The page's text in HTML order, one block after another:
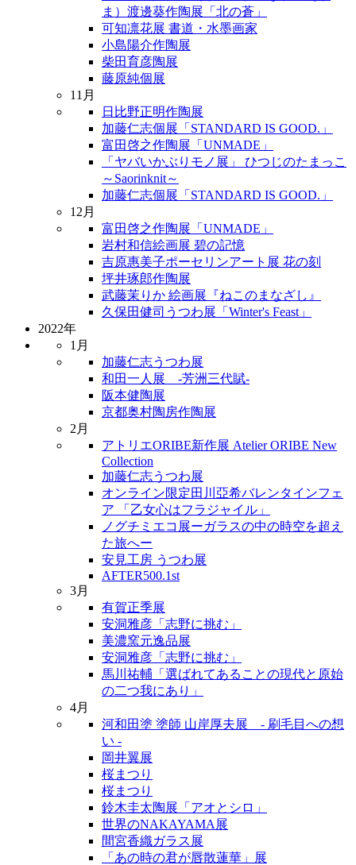
ま）渡邊葵作陶展「北の蒼」
可知凛花展 書道・水墨画家
小島陽介作陶展
柴田育彦陶展
藤原純個展
11月
日比野正明作陶展
加藤仁志個展「STANDARD IS GOOD.」
富田啓之作陶展「UNMADE」
「ヤバいかぶりモノ展」 ひつじのたまっこ
～Saorinknit～
加藤仁志個展「STANDARD IS GOOD.」
12月
富田啓之作陶展「UNMADE」
岩村和信絵画展 碧の記憶
吉原惠美子ポーセリンアート展 花の刻
坪井琢郎作陶展
武藤茉りか 絵画展『ねこのまなざし』
久保田健司うつわ展「Winter's Feast」
2022年
1月
加藤仁志うつわ展
和田一人展 -芳洲三代賦-
阪本健陶展
京都奥村陶房作陶展
2月
アトリエORIBE新作展 Atelier ORIBE New
Collection
加藤仁志うつわ展
オンライン限定田川亞希バレンタインフェ
ア 「乙女心はフラジャイル」
ノグチミエコ展ーガラスの中の時空を超え
た旅へー
安見工房 うつわ展
AFTER500.1st
3月
有賀正季展
安洞雅彦「志野に挑む」
美濃窯元逸品展
安洞雅彦「志野に挑む」
馬川祐輔「選ばれてあることの現代と原始
の二つ我にあり」
4月
河和田塗 塗師 山岸厚夫展 - 刷毛目への想
い -
岡井翼展
桜まつり
桜まつり
鈴木圭太陶展「アオとシロ」
世界のNAKAYAMA展
間宮香織ガラス展
「あの時の君が唇散蓮華」展